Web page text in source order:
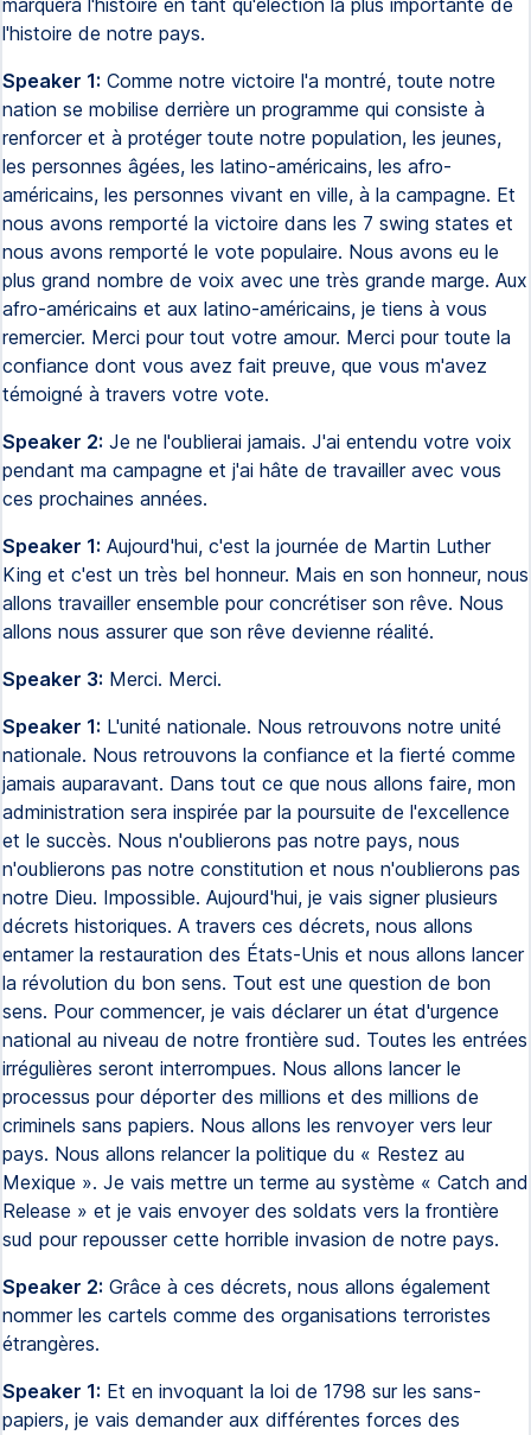
marquera l'histoire en tant qu'élection la plus importante de
l'histoire de notre pays.
Speaker 1: Comme notre victoire l'a montré, toute notre
nation se mobilise derrière un programme qui consiste à
renforcer et à protéger toute notre population, les jeunes,
les personnes âgées, les latino-américains, les afro-
américains, les personnes vivant en ville, à la campagne. Et
nous avons remporté la victoire dans les 7 swing states et
nous avons remporté le vote populaire. Nous avons eu le
plus grand nombre de voix avec une très grande marge. Aux
afro-américains et aux latino-américains, je tiens à vous
remercier. Merci pour tout votre amour. Merci pour toute la
confiance dont vous avez fait preuve, que vous m'avez
témoigné à travers votre vote.
Speaker 2: Je ne l'oublierai jamais. J'ai entendu votre voix
pendant ma campagne et j'ai hâte de travailler avec vous
ces prochaines années.
Speaker 1: Aujourd'hui, c'est la journée de Martin Luther
King et c'est un très bel honneur. Mais en son honneur, nous
allons travailler ensemble pour concrétiser son rêve. Nous
allons nous assurer que son rêve devienne réalité.
Speaker 3: Merci. Merci.
Speaker 1: L'unité nationale. Nous retrouvons notre unité
nationale. Nous retrouvons la confiance et la fierté comme
jamais auparavant. Dans tout ce que nous allons faire, mon
administration sera inspirée par la poursuite de l'excellence
et le succès. Nous n'oublierons pas notre pays, nous
n'oublierons pas notre constitution et nous n'oublierons pas
notre Dieu. Impossible. Aujourd'hui, je vais signer plusieurs
décrets historiques. A travers ces décrets, nous allons
entamer la restauration des États-Unis et nous allons lancer
la révolution du bon sens. Tout est une question de bon
sens. Pour commencer, je vais déclarer un état d'urgence
national au niveau de notre frontière sud. Toutes les entrées
irrégulières seront interrompues. Nous allons lancer le
processus pour déporter des millions et des millions de
criminels sans papiers. Nous allons les renvoyer vers leur
pays. Nous allons relancer la politique du « Restez au
Mexique ». Je vais mettre un terme au système « Catch and
Release » et je vais envoyer des soldats vers la frontière
sud pour repousser cette horrible invasion de notre pays.
Speaker 2: Grâce à ces décrets, nous allons également
nommer les cartels comme des organisations terroristes
étrangères.
Speaker 1: Et en invoquant la loi de 1798 sur les sans-
papiers, je vais demander aux différentes forces des